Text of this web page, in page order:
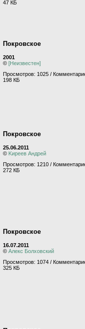
47 КБ
Покровское
2001
© [Неизвестен]
Просмотров: 1025 /
198 КБ
Покровское
25.06.2011
© Kиpeeв Aндpeй
Просмотров: 1210 /
272 КБ
Покровское
16.07.2011
© Алекс Болховский
Просмотров: 1074 /
325 КБ